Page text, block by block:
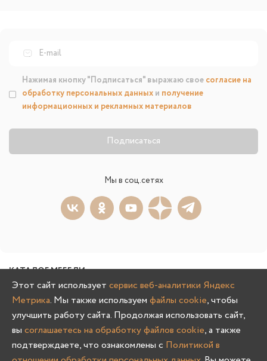
Подписаться
Нажимая кнопку "Подписаться" выражаю свое согласие на
обработку персональных данных и получение
информационных и рекламных материалов
Мы в соц.сетях
КАТАЛОГ МЕБЕЛИ
Гостиная
Спальня
Детская
Прихожая
Кухня
Офис
Мягкая
Шкафы и стеллажи
Этот сайт использует сервис веб-аналитики Яндекс
Метрика. Мы также используем файлы cookie, чтобы
улучшить работу сайта. Продолжая использовать сайт,
вы соглашаетесь на обработку файлов cookie, а также
подтверждаете, что ознакомлены с Политикой в